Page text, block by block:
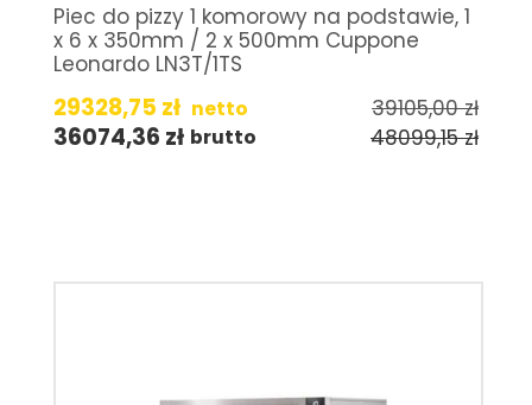
Piec do pizzy 1 komorowy na podstawie, 1
x 6 x 350mm / 2 x 500mm Cuppone
Leonardo LN3T/1TS
29328,75 zł netto 39105,00zł
36074,36 zł brutto 48099,15zł